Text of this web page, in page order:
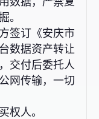
。
签订《安庆市
数据资产转让
交付后委托人
网传输，一切
权人。